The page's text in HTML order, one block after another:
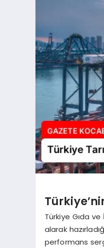
Türkiye Gıda
alarak
performans